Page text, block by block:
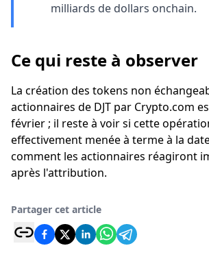
milliards de dollars onchain.
Ce qui reste à observer
La création des tokens non
actionnaires de DJT par Crypto.com
février ; il reste à voir si cette
effectivement menée à terme à la
comment les actionnaires réagiront
après l'attribution.
Partager cet article